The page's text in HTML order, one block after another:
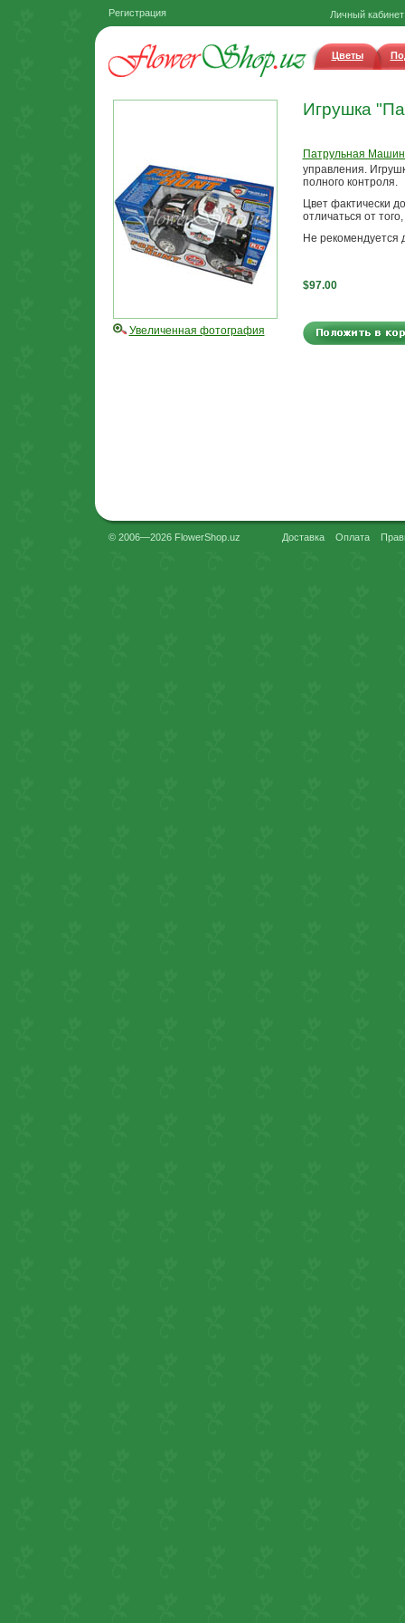
Регистрация Личный кабинет
Цветы
Увеличенная фотография
Игрушка
Патрульная
управления.
полного контроля.
Цвет фактически
отличаться от
Не рекомендуется
$97.00
© 2006—2026 FlowerShop.uz Доставка Оплата